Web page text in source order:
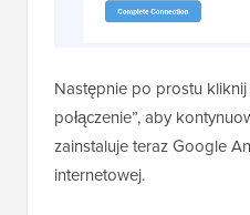
Następnie po prostu
połączenie”, aby
zainstaluje teraz Google
internetowej.